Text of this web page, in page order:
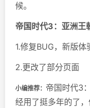
候。
帝国时代3：亚洲王
1.修复BUG，新版体
2.更改了部分页面
小编推荐： 帝国时代3
经用了挺多年的了